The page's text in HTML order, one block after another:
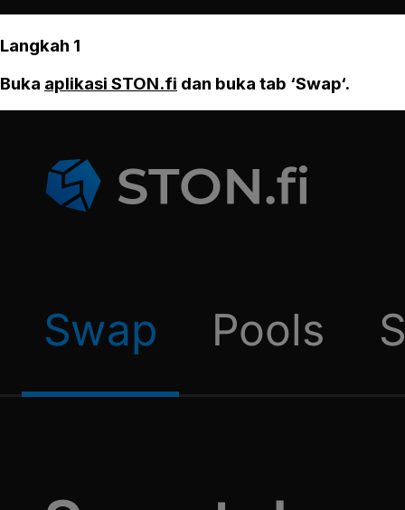
Langkah 1
Buka aplikasi STON.fi dan buka tab ‘Swap‘.